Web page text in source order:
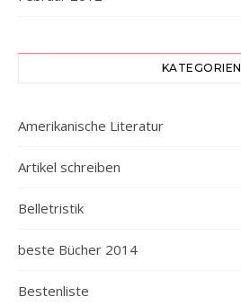
KATEGORIEN
Amerikanische Literatur
Artikel schreiben
Belletristik
beste Bücher 2014
Bestenliste